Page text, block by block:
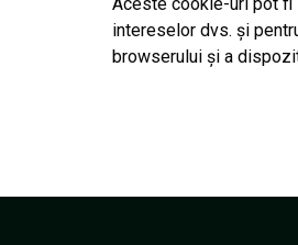
intereselor dvs. și
browserului și a